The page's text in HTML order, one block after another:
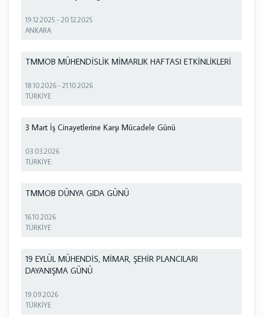
19.12.2025 -20.12.2025
ANKARA
TMMOB MÜHENDİSLİK MİMARLIK HAFTASI ETKİNLİKLERİ
18.10.2026 -21.10.2026
TÜRKİYE
3 Mart İş Cinayetlerine Karşı Mücadele Günü
03.03.2026
TÜRKİYE
TMMOB DÜNYA GIDA GÜNÜ
16.10.2026
TÜRKİYE
19 EYLÜL MÜHENDİS, MİMAR, ŞEHİR PLANCILARI
DAYANIŞMA GÜNÜ
19.09.2026
TÜRKİYE